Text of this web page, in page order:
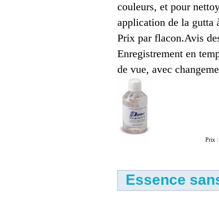
couleurs, et pour
application de la gutta
Prix par flacon.Avis
Enregistrement en
de vue, avec
Prix :
Essence